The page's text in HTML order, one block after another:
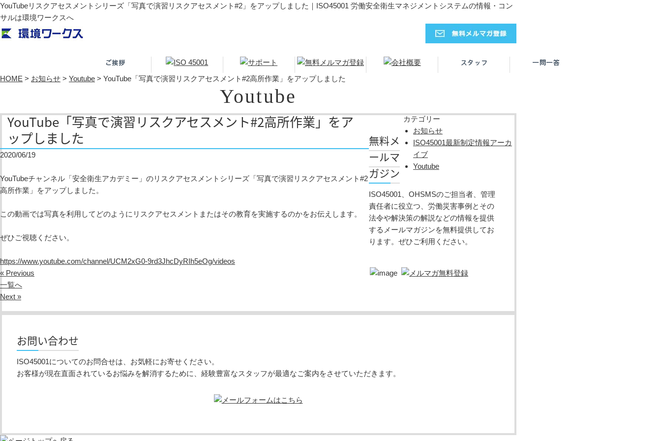
YouTubeリスクアセスメントシリーズ「写真で演習リスクアセスメント#2」をアップしました｜ISO45001 労働安全衛生マネジメントシステムの情報・コン
サルは環境ワークスへ
HOME > お知らせ > Youtube > YouTube「写真で演習リスクアセスメント#2高所作業」をアップしました
Youtube
YouTube「写真で演習リスクアセスメント#2高所作業」をア
ップしました
2020/06/19
YouTubeチャンネル「安全衛生アカデミー」のリスクアセスメントシリーズ「写真で演習リスクアセスメント#2
高所作業」をアップしました。
この動画では写真を利用してどのようにリスクアセスメントまたはその教育を実施するのかをお伝えします。
ぜひご視聴ください。
https://www.youtube.com/channel/UCM2xG0-9rd3JhcDyRIh5eOg/videos
« Previous
一覧へ
Next »
カテゴリー
お知らせ
ISO45001最新制定情報アーカ
イブ
Youtube
無料メ
ールマ
ガジン
ISO45001、OHSMSのご担当者、管理
責任者に役立つ、労働災害事例とその
法令や解決策の解説などの情報を提供
するメールマガジンを無料提供してお
ります。ぜひご利用ください。
お問い合わせ
ISO45001についてのお問合せは、お気軽にお寄せください。
お客様が現在直面されているお悩みを解消するために、経験豊富なスタッフが最適なご案内をさせていただきます。